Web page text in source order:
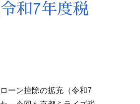
和7年度税
ーン控除の拡充（令和7